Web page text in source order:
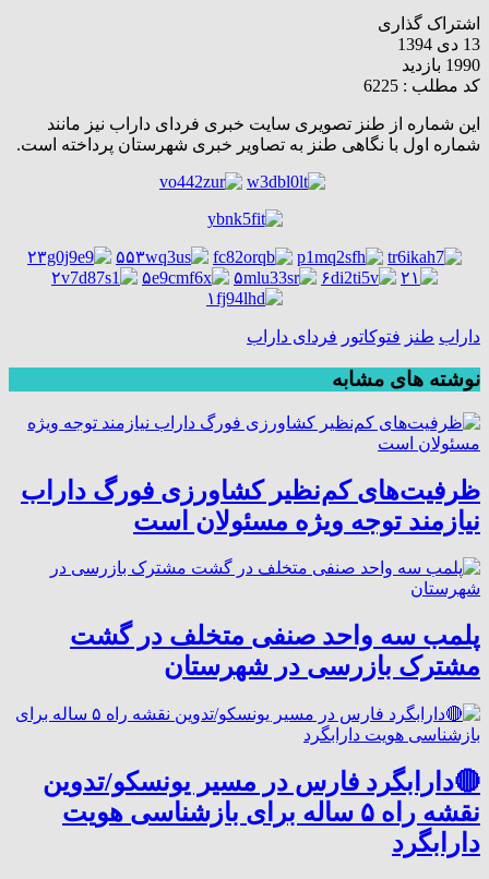
اشتراک گذاری
13 دی 1394
1990 بازدید
کد مطلب : 6225
این شماره از طنز تصویری سایت خبری فردای داراب نیز مانند
شماره اول با نگاهی طنز به تصاویر خبری شهرستان پرداخته است.
داراب طنز فتوکاتور فردای داراب
نوشته های مشابه
ظرفیت‌های کم‌نظیر کشاورزی فورگ داراب
نیازمند توجه ویژه مسئولان است
پلمب سه واحد صنفی متخلف در گشت
مشترک بازرسی در شهرستان
🔴دارابگرد فارس در مسیر یونسکو/تدوین
نقشه راه ۵ ساله برای بازشناسی هویت
دارابگرد